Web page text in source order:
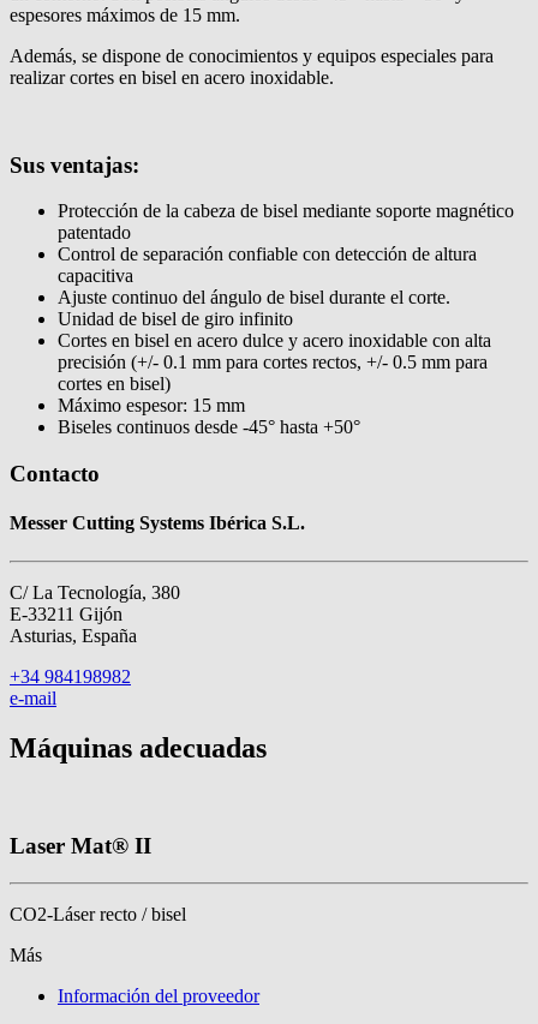
espesores máximos de 15 mm.
Además, se dispone de conocimientos y equipos especiales para
realizar cortes en bisel en acero inoxidable.
Sus ventajas:
Protección de la cabeza de bisel mediante soporte magnético
patentado
Control de separación confiable con detección de altura
capacitiva
Ajuste continuo del ángulo de bisel durante el corte.
Unidad de bisel de giro infinito
Cortes en bisel en acero dulce y acero inoxidable con alta
precisión (+/- 0.1 mm para cortes rectos, +/- 0.5 mm para
cortes en bisel)
Máximo espesor: 15 mm
Biseles continuos desde -45° hasta +50°
Contacto
Messer Cutting Systems Ibérica S.L.
C/ La Tecnología, 380
E-33211 Gijón
Asturias, España
+34 984198982
e-mail
Máquinas adecuadas
Laser Mat® II
CO2-Láser recto / bisel
Más
Información del proveedor